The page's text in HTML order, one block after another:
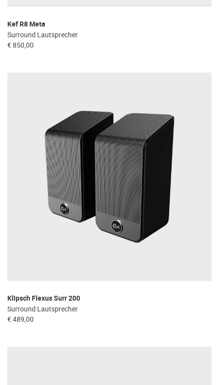
Kef R8 Meta
Surround Lautsprecher
€ 850,00
Klipsch Flexus Surr 200
Surround Lautsprecher
€ 489,00